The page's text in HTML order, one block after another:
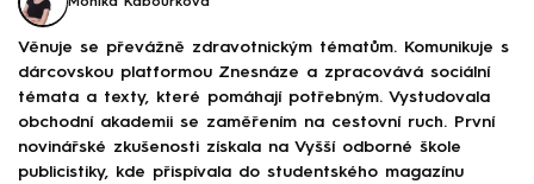
Věnuje se převážně zdravotnickým tématům. Komunikuje s
dárcovskou platformou Znesnáze a zpracovává sociální
témata a texty, které pomáhají potřebným. Vystudovala
obchodní akademii se zaměřením na cestovní ruch. První
novinářské zkušenosti získala na Vyšší odborné škole
publicistiky, kde přispívala do studentského magazínu